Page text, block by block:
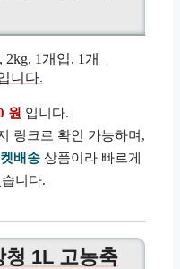
원 입니다.
링크로 확인 가능하며,
배송 상품이라 빠르게
니다.
청 1L 고농축